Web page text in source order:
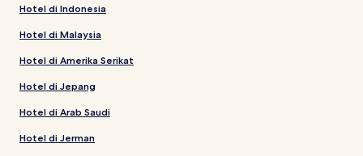
Hotel di Indonesia
Hotel di Malaysia
Hotel di Amerika Serikat
Hotel di Jepang
Hotel di Arab Saudi
Hotel di Jerman